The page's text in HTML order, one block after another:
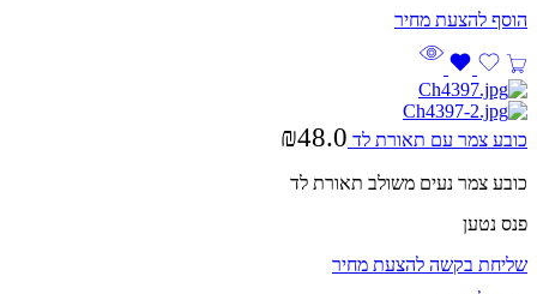
כובע צמר עם תאורת לד ₪48.0
כובע צמר נעים משולב תאורת לד
פנס נטען
שליחת בקשה להצעת מחיר